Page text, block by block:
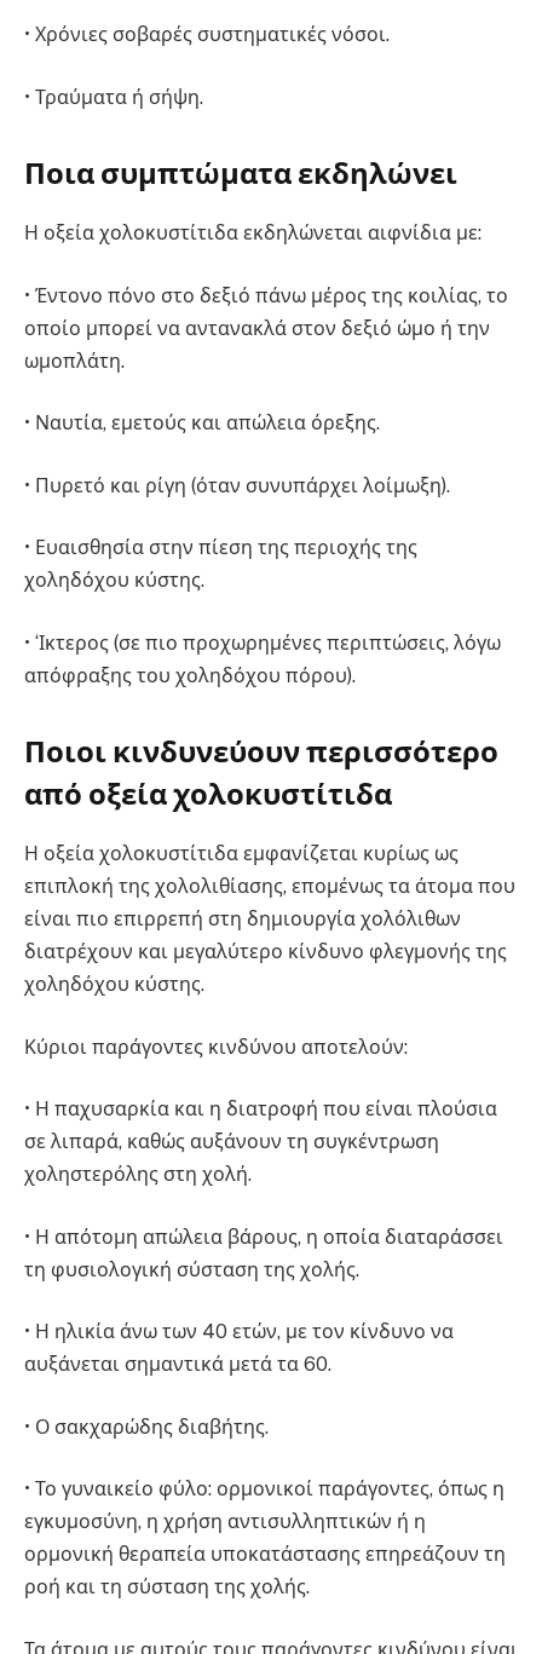
• Χρόνιες σοβαρές συστηματικές νόσοι.
• Τραύματα ή σήψη.
Ποια συμπτώματα εκδηλώνει
Η οξεία χολοκυστίτιδα εκδηλώνεται αιφνίδια με:
• Έντονο πόνο στο δεξιό πάνω μέρος της κοιλίας, το
οποίο μπορεί να αντανακλά στον δεξιό ώμο ή την
ωμοπλάτη.
• Ναυτία, εμετούς και απώλεια όρεξης.
• Πυρετό και ρίγη (όταν συνυπάρχει λοίμωξη).
• Ευαισθησία στην πίεση της περιοχής της
χοληδόχου κύστης.
• ‘Ικτερος (σε πιο προχωρημένες περιπτώσεις, λόγω
απόφραξης του χοληδόχου πόρου).
Ποιοι κινδυνεύουν περισσότερο
από οξεία χολοκυστίτιδα
Η οξεία χολοκυστίτιδα εμφανίζεται κυρίως ως
επιπλοκή της χολολιθίασης, επομένως τα άτομα που
είναι πιο επιρρεπή στη δημιουργία χολόλιθων
διατρέχουν και μεγαλύτερο κίνδυνο φλεγμονής της
χοληδόχου κύστης.
Κύριοι παράγοντες κινδύνου αποτελούν:
• Η παχυσαρκία και η διατροφή που είναι πλούσια
σε λιπαρά, καθώς αυξάνουν τη συγκέντρωση
χοληστερόλης στη χολή.
• Η απότομη απώλεια βάρους, η οποία διαταράσσει
τη φυσιολογική σύσταση της χολής.
• Η ηλικία άνω των 40 ετών, με τον κίνδυνο να
αυξάνεται σημαντικά μετά τα 60.
• Ο σακχαρώδης διαβήτης.
• Το γυναικείο φύλο: ορμονικοί παράγοντες, όπως η
εγκυμοσύνη, η χρήση αντισυλληπτικών ή η
ορμονική θεραπεία υποκατάστασης επηρεάζουν τη
ροή και τη σύσταση της χολής.